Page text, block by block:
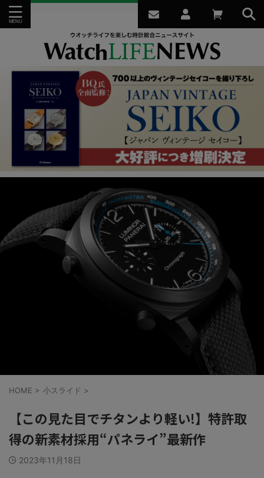
HOME > 小スライド >
【この見た目でチタンより軽い!】特許取
得の新素材採用“パネライ”最新作
2023年11月18日